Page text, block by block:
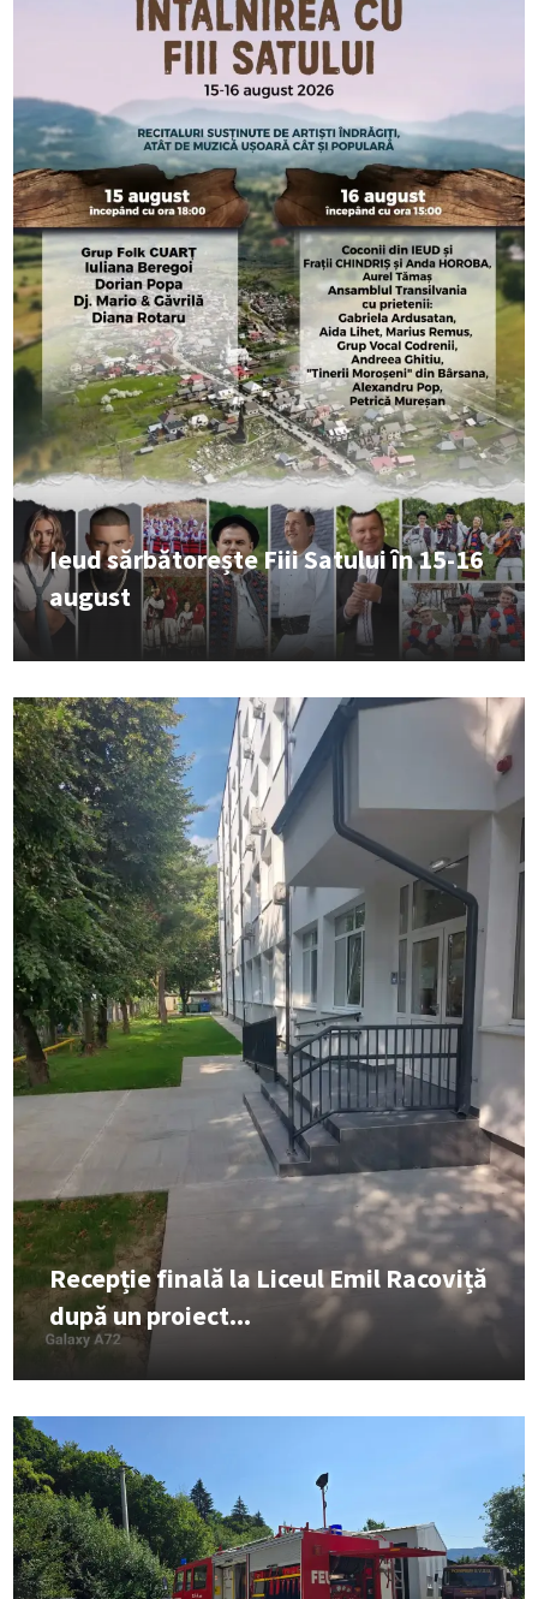
Ieud sărbătorește Fiii Satului în 15-16
august
Recepție finală la Liceul Emil Racoviță
după un proiect...